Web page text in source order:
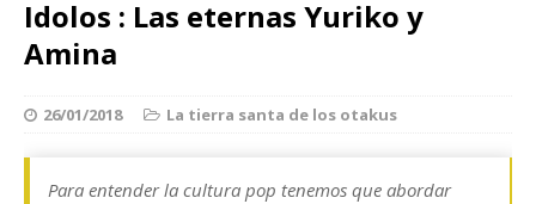
Idolos : Las eternas Yuriko y
Amina
26/01/2018 La tierra santa de los otakus
Para entender la cultura pop tenemos que abordar